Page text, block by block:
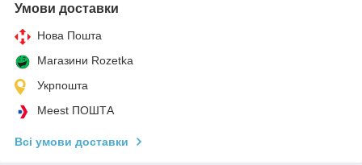
Умови доставки
Нова Пошта
Магазини Rozetka
Укрпошта
Meest ПОШТА
Всі умови доставки